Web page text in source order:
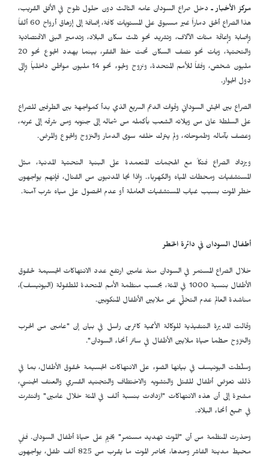
مركز الأخبار ـدخل صراع السودان عامه الثالث دون حلول تلوح في الأفق القريب،
هذا الصراع ألحق دماراً غير مسبوق على المستويات كافة، إضافة إلى إزهاق أرواح 60 ألفاً
وإصابة وإعاقة مئات الآلاف، وتشريد نحو ثلث سكان البلاد، وتدمير البنى الاقتصادية
والتحتية، وبات نحو نصف السكان تحت خط الفقر، بينما يهدد الجوع نحو 20
مليون شخص، وفقاً للأمم المتحدة، ونزوح ولجوء نحو 14 مليون مواطن داخلياً وإلى
دول الجوار.
الصراع بين الجش السوداني وقوات الدعم السريع الذي بدأ كمواجهة بين الطرفين للصراع
على السلطة عانى من ويلاته الشعب بأكمله من شماله إلى جنوبه ومن شرقه إلى غربه،
وعصف بآماله وطموحاته، ولم يترك خلفه سوى الدمار والنزوح والجوع والمرض.
ويزداد الصراع فتكاً مع الهجمات المتعمدة على البنية التحتية المدنية، مثل
المستشفيات ومحطات المياه والكهرباء. وإذا نجا المدنيون من القتال، فإنهم يواجهون
خطر الموت بسبب غياب المستشفيات العاملة أو عدم الحصول على مياه شرب آمنة.
أطفال السودان في دائرة الخطر
خلال الصراع المستمر في السودان منذ عامين ارتفع عدد الانتهاكات الجسيمة لحقوق
الأطفال بنسبة 1000 في المئة، بحسب منظمة الأمم المتحدة للطفولة (اليونيسف)،
مناشدة العالم عدم التخلّي عن ملايين الأطفال المنكوبين.
وقالت المديرة التنفيذية للوكالة الأممية كاثرين راسل في بيان إن "عامين من الحرب
والنزوح حطّما حياة ملايين الأطفال في سائر أنحاء السودان".
وسلّطت اليونيسف في بيانها الضوء على الانتهاكات الجسيمة لحقوق الأطفال، بما في
ذلك تعرّض أطفال للقتل والتشويه والاختطاف والتجنيد القسري والعنف الجنسي،
مشيرة إلى أن هذه الانتهاكات "ازدادت بنسبة ألف في المئة خلال عامين" وانتشرت
في جميع أنحاء البلاد.
وحذرت المنظمة من أن "الموت تهديد مستمر" يخيّم على حياة أطفال السودان. ففي
محيط مدينة الفاشر وحدها، يحاصر الموت ما يقرب من 825 ألف طفل، يواجهون